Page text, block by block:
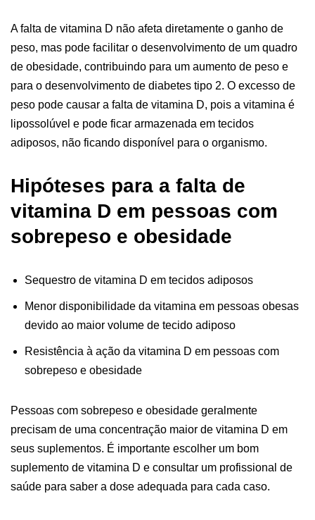
A falta de vitamina D não afeta diretamente o ganho de
peso, mas pode facilitar o desenvolvimento de um quadro
de obesidade, contribuindo para um aumento de peso e
para o desenvolvimento de diabetes tipo 2. O excesso de
peso pode causar a falta de vitamina D, pois a vitamina é
lipossolúvel e pode ficar armazenada em tecidos
adiposos, não ficando disponível para o organismo.
Hipóteses para a falta de
vitamina D em pessoas com
sobrepeso e obesidade
Sequestro de vitamina D em tecidos adiposos
Menor disponibilidade da vitamina em pessoas obesas
devido ao maior volume de tecido adiposo
Resistência à ação da vitamina D em pessoas com
sobrepeso e obesidade
Pessoas com sobrepeso e obesidade geralmente
precisam de uma concentração maior de vitamina D em
seus suplementos. É importante escolher um bom
suplemento de vitamina D e consultar um profissional de
saúde para saber a dose adequada para cada caso.